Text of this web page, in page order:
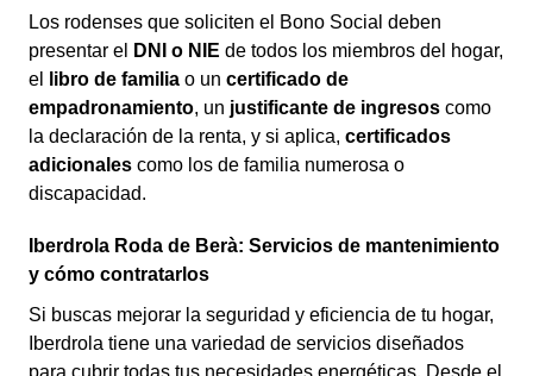
Los rodenses que soliciten el Bono Social deben
presentar el
DNI o NIE de todos los miembros del hogar,
el
libro de familia o un certificado de
empadronamiento, un justificante de ingresos como
la declaración de la renta, y si aplica, certificados
adicionales como los de familia numerosa o
discapacidad.
Iberdrola Roda de Berà: Servicios de mantenimiento
y cómo contratarlos
Si buscas mejorar la seguridad y eficiencia de tu hogar,
Iberdrola tiene una variedad de servicios diseñados
para cubrir todas tus necesidades energéticas. Desde el